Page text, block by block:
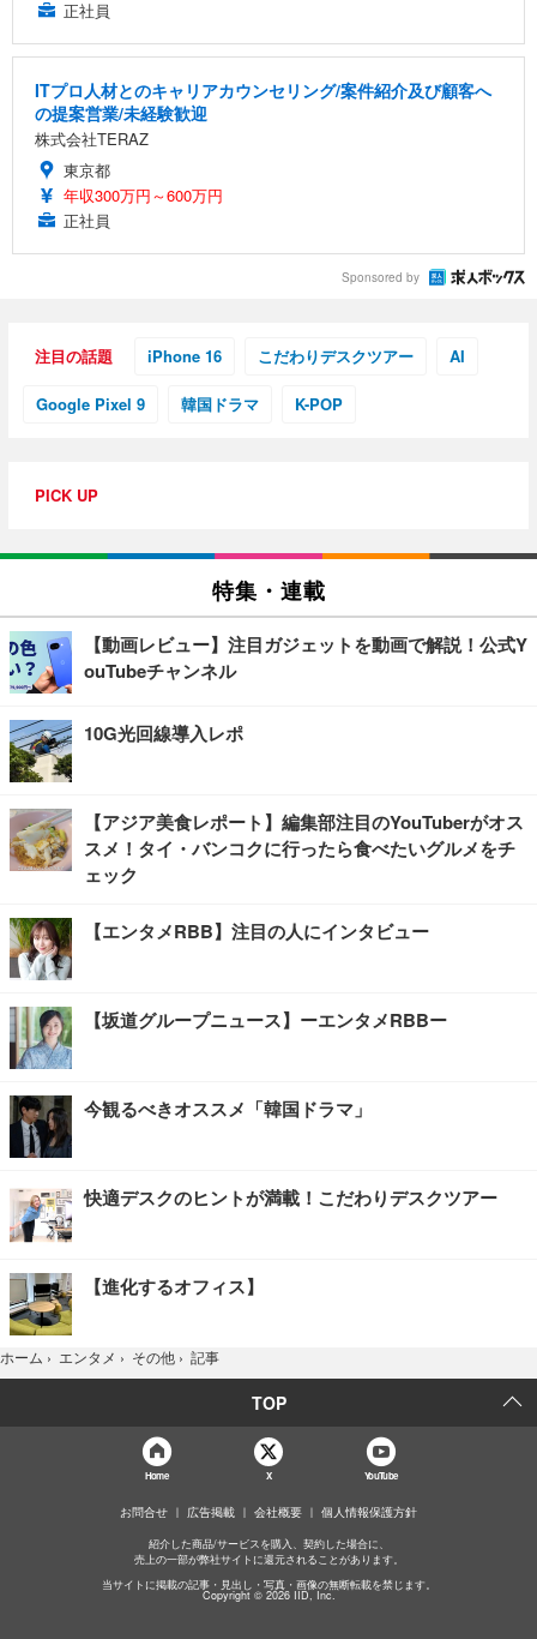
正社員
ITプロ人材とのキャリアカウンセリング/案件紹介及び顧客へ
の提案営業/未経験歓迎
株式会社TERAZ
東京都
年収300万円～600万円
正社員
Sponsored by
注目の話題 iPhone 16 こだわりデスクツアー AI
Google Pixel 9 韓国ドラマ K-POP
PICK UP
特集・連載
【動画レビュー】注目ガジェットを動画で解説！公式Y
ouTubeチャンネル
10G光回線導入レポ
【アジア美食レポート】編集部注目のYouTuberがオス
スメ！タイ・バンコクに行ったら食べたいグルメをチ
ェック
【エンタメRBB】注目の人にインタビュー
【坂道グループニュース】ーエンタメRBBー
今観るべきオススメ「韓国ドラマ」
快適デスクのヒントが満載！こだわりデスクツアー
【進化するオフィス】
ホーム › エンタメ › その他 › 記事
TOP
Home X YouTube
お問合せ 広告掲載 会社概要 個人情報保護方針
紹介した商品/サービスを購入、契約した場合に、
売上の一部が弊社サイトに還元されることがあります。
当サイトに掲載の記事・見出し・写真・画像の無断転載を禁じます。
Copyright © 2026 IID, Inc.